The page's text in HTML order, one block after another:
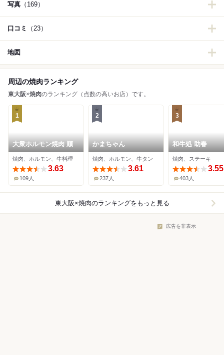
写真 （169）
口コミ （23）
地図
周辺の焼肉ランキング
東大阪×焼肉のランキング（点数の高いお店）です。
1
大衆ホルモン焼肉 順
焼肉、ホルモン、牛料理
3.63
109人
2
かまちゃん
焼肉、ホルモン、牛タン
3.61
237人
3
和牛処 助春
焼肉、ステーキ
3.55
403人
東大阪×焼肉のランキングをもっと見る
広告を非表示